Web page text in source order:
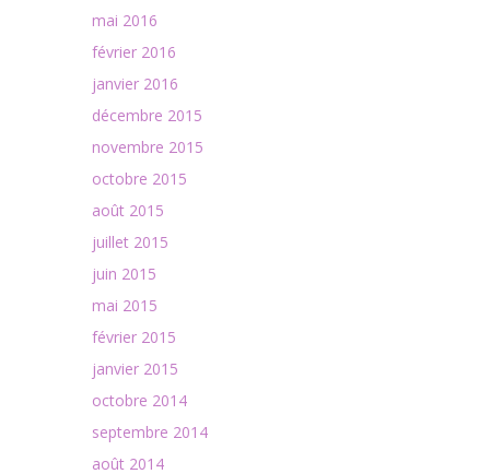
mai 2016
février 2016
janvier 2016
décembre 2015
novembre 2015
octobre 2015
août 2015
juillet 2015
juin 2015
mai 2015
février 2015
janvier 2015
octobre 2014
septembre 2014
août 2014